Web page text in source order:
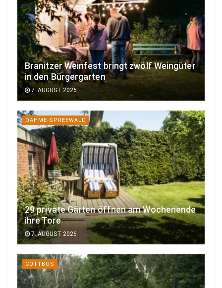
Branitzer Weinfest bringt zwölf Weingüter
in den Bürgergarten
7. AUGUST 2026
DAHME-SPREEWALD
29 private Gärten öffnen am Wochenende
ihre Tore
7. AUGUST 2026
COTTBUS